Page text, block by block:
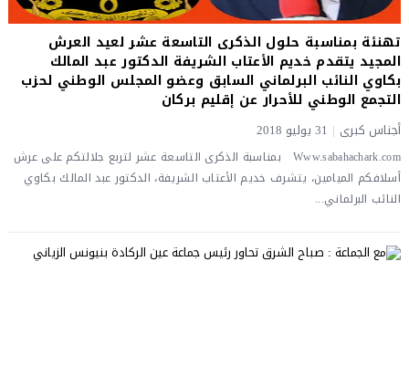
تهنئة بمناسبة حلول الذكرى التاسعة عشر لعيد العرش
المجيد يتقدم خديم الأعتاب الشريفة الدكتور عبد المالك
بكاوي النائب البرلماني السابق وعضو المجلس الوطني لحزب
التجمع الوطني للأحرار عن إقليم بركان
أجناس كبرى 31 يوليو 2018
Www.sabahachark.com بمناسبة الذكرى التاسعة عشر لتربع جلالتكم على عرش
أسلافكم الميامين، يتشرف خديم الأعتاب الشريفة، الدكتور عبد المالك بكاوي
النائب البرلماني...